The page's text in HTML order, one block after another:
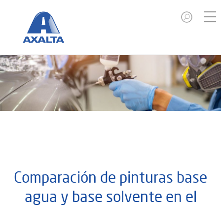
Comparación de pinturas base
agua y base solvente en el